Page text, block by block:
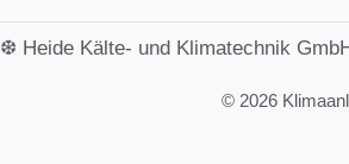
❆ Heide Kälte- und Klimatechnik
© 2026